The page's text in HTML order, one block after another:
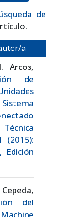
de
a
Arcos,
de
(2015):
Edición
Cepeda,
del